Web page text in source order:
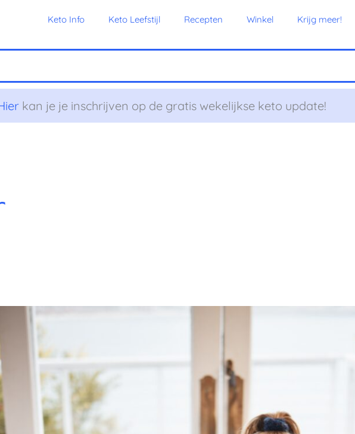
Keto Info Keto Leefstijl Recepten Winkel Krijg meer!
kan je je inschrijven op de gratis wekelijkse keto update!